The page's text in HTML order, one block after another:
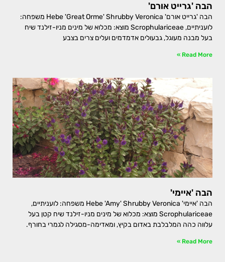
הבה 'גרייט אורם'
הבה 'גרייט אורם' Hebe 'Great Orme' Shrubby Veronica משפחה:
לועניתיים, Scrophulariceae מוצא: מכלוא של מינים מניו-זילנד שיח
בעל מבנה מעוגל, גבעולים אדמדמים ועלים צרים בצבע
Read More »
הבה 'איימי'
הבה 'איימי' Hebe 'Amy' Shrubby Veronica משפחה: לועניתיים,
Scrophulariceae מוצא: מכלוא של מינים מניו-זילנד שיח קטן בעל
עלווה כהה המלבלבת באדום בקיץ, ומאדימה-מסגילה לגמרי בחורף.
Read More »